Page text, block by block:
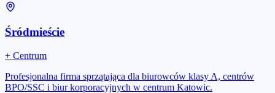
Śródmieście
+ Centrum
Profesjonalna firma sprzątająca dla biurowców klasy A, centrów
BPO/SSC i biur korporacyjnych w centrum Katowic.